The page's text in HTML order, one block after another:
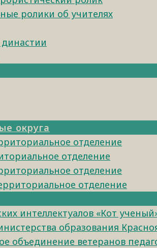
ролики об учителях
округа
отделение
отделение
отделение
отделение
интеллектуалов «Кот
образования
объединение ветеранов